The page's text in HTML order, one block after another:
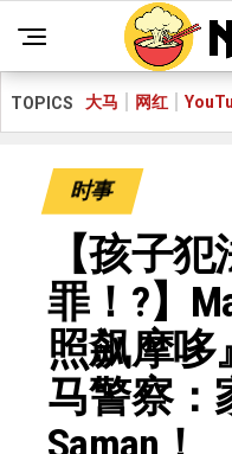
TOPICS 大马 网红
时事
【孩子
罪！?】
照飙摩哆
马警察：